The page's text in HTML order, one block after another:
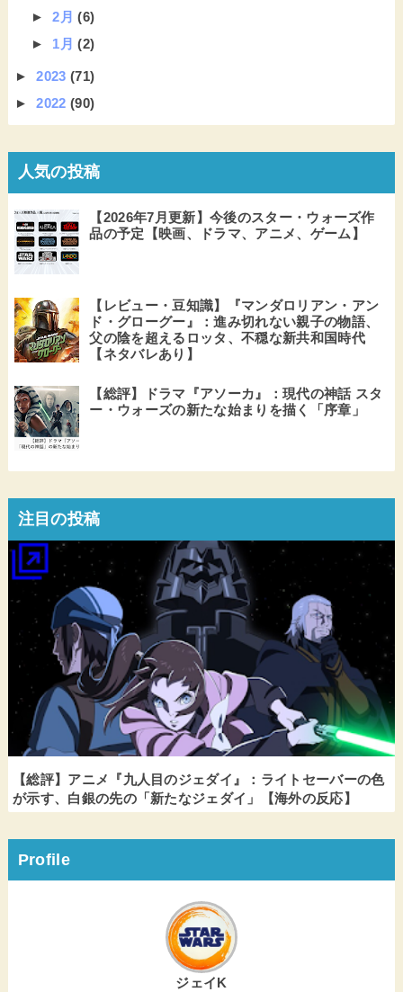
►2月(6)
► 1月(2)
►2023(71)
►2022(90)
人気の投稿
【2026年7月更新】今後のスター・ウォーズ作
品の予定【映画、ドラマ、アニメ、ゲーム】
【レビュー・豆知識】『マンダロリアン・アン
ド・グローグー』：進み切れない親子の物語、
父の陰を超えるロッタ、不穏な新共和国時代
【ネタバレあり】
【総評】ドラマ『アソーカ』：現代の神話 スタ
ー・ウォーズの新たな始まりを描く「序章」
注目の投稿
【総評】アニメ『九人目のジェダイ』：ライトセーバーの色
が示す、白銀の先の「新たなジェダイ」【海外の反応】
Profile
ジェイK